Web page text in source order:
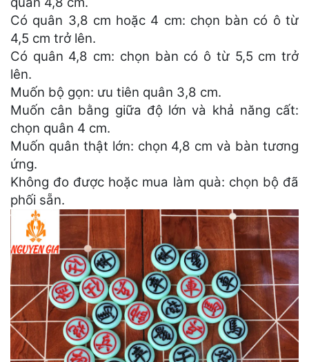
Có quân 3,8 cm hoặc 4 cm: chọn bàn có ô từ
4,5 cm trở lên.
Có quân 4,8 cm: chọn bàn có ô từ 5,5 cm trở
lên.
Muốn bộ gọn: ưu tiên quân 3,8 cm.
Muốn cân bằng giữa độ lớn và khả năng cất:
chọn quân 4 cm.
Muốn quân thật lớn: chọn 4,8 cm và bàn tương
ứng.
Không đo được hoặc mua làm quà: chọn bộ đã
phối sẵn.